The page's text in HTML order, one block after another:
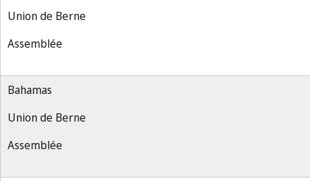
Union de Berne
Assemblée
Bahamas
Union de Berne
Assemblée